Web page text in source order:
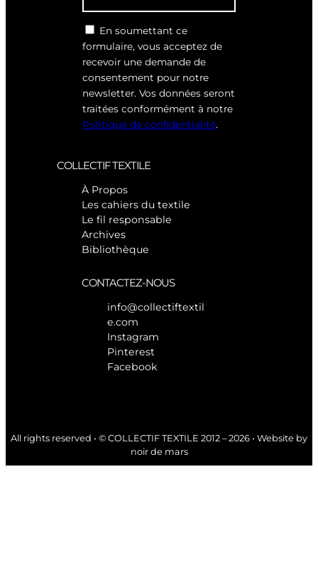
En soumettant ce
formulaire, vous acceptez de
recevoir une demande de
consentement pour notre
newsletter. Vos données seront
traitées conformément à notre
Politique de confidentialité.
COLLECTIF TEXTILE
À Propos
Les cahiers du textile
Le fil responsable
Archives
Bibliothèque
CONTACTEZ-NOUS
info@collectiftextil
e.com
Instagram
Pinterest
Facebook
All rights reserved • © COLLECTIF TEXTILE 2012 – 2026 • Website by
noir de mars